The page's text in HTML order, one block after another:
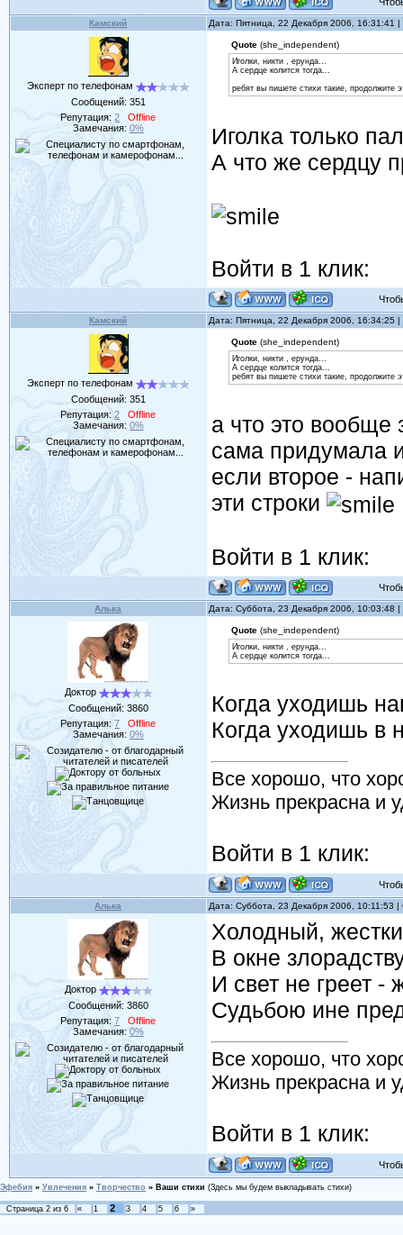
Камский Дата: Пятница, 22 Декабря 2006, 16:31:41
Эксперт по телефонам
Сообщений: 351
Репутация:2
Offline
Замечания: 0%
Quote(she_independent)
Иголки, никти , ерунда...
А сердце колится тогда...
ребят вы пишете стихи такие, продолжите
Иголка только
А что же сердцу
Войти в 1 клик:
Камский Дата: Пятница, 22 Декабря 2006, 16:34:25
Эксперт по телефонам
Сообщений: 351
Репутация:2
Offline
Замечания: 0%
Quote(she_independent)
Иголки, никти , ерунда...
А сердце колится тогда...
ребят вы пишете стихи такие, продолжите
а что это вообще
сама придумала
если второе -
эти строки
Войти в 1 клик:
Алька Дата: Суббота, 23 Декабря 2006, 10:03:48
Доктор
Сообщений: 3860
Репутация:7
Offline
Замечания: 0%
Quote(she_independent)
Иголки, никти , ерунда...
А сердце колится тогда...
Когда уходишь
Когда уходишь в
Все хорошо, что
Жизнь прекрасна и
Войти в 1 клик:
Алька Дата: Суббота, 23 Декабря 2006, 10:11:53
Доктор
Сообщений: 3860
Репутация:7
Offline
Замечания: 0%
Холодный,
В окне
И свет не греет -
Судьбою ине
Все хорошо, что
Жизнь прекрасна и
Войти в 1 клик:
Эфебия » Увлечения » Творчество » Ваши стихи (Здесь мы будем выкладывать стихи)
Страница 2 из 6 « 1 2 3 4 5 6 »